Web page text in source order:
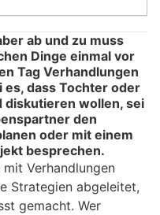
ab und zu muss
Dinge einmal vor
Tag Verhandlungen
es, dass Tochter oder
diskutieren wollen, sei
den
oder mit einem
besprechen.
Verhandlungen
Strategien abgeleitet,
gemacht. Wer